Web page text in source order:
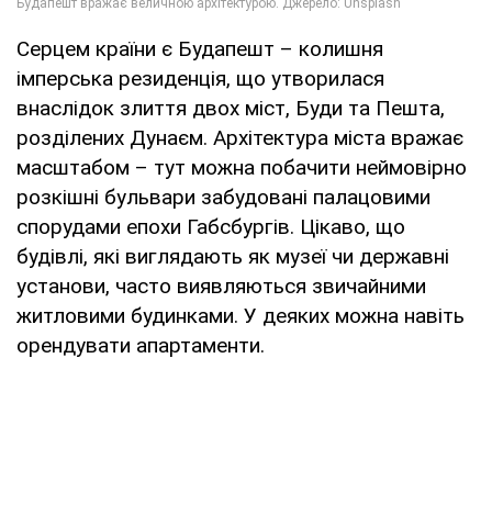
Серцем країни є Будапешт – колишня
імперська резиденція, що утворилася
внаслідок злиття двох міст, Буди та Пешта,
розділених Дунаєм. Архітектура міста вражає
масштабом – тут можна побачити неймовірно
розкішні бульвари забудовані палацовими
спорудами епохи Габсбургів. Цікаво, що
будівлі, які виглядають як музеї чи державні
установи, часто виявляються звичайними
житловими будинками. У деяких можна навіть
орендувати апартаменти.